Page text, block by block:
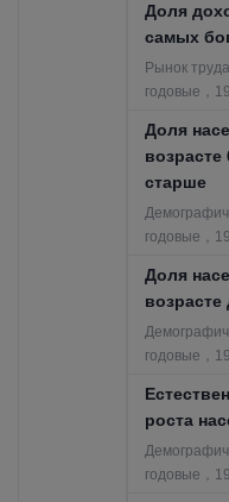
Доля
самых
Рынок
годовые，
Доля
возрасте
старше
годовые，
Доля
возрасте
годовые，
роста
годовые，